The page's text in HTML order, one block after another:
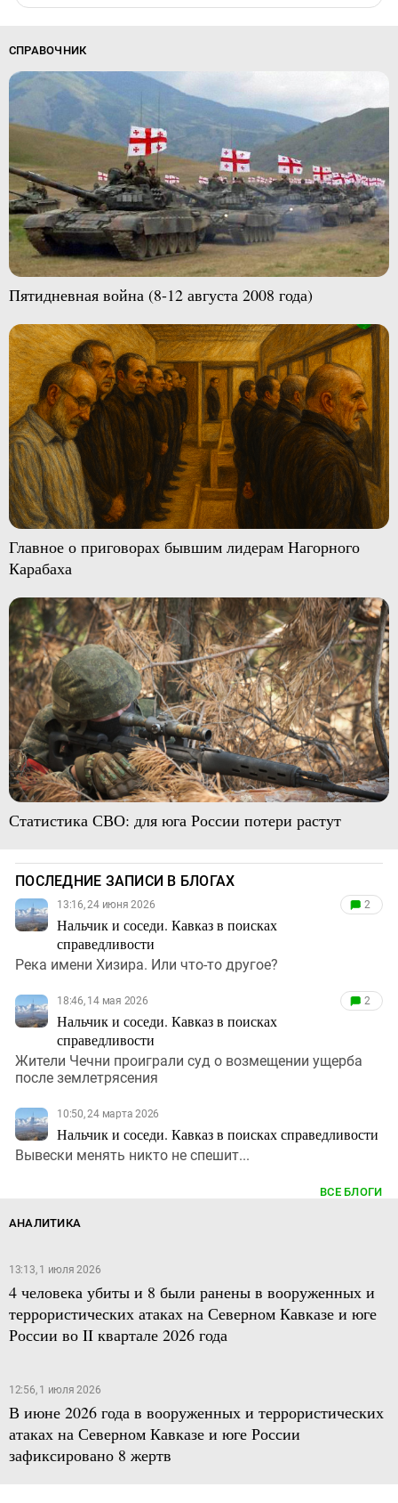
СПРАВОЧНИК
Пятидневная война (8-12 августа 2008 года)
Главное о приговорах бывшим лидерам Нагорного
Карабаха
Статистика СВО: для юга России потери растут
ПОСЛЕДНИЕ ЗАПИСИ В БЛОГАХ
13:16, 24 июня 2026
Нальчик и соседи. Кавказ в поисках
справедливости
2
Река имени Хизира. Или что-то другое?
18:46, 14 мая 2026
Нальчик и соседи. Кавказ в поисках
справедливости
2
Жители Чечни проиграли суд о возмещении ущерба
после землетрясения
10:50, 24 марта 2026
Нальчик и соседи. Кавказ в поисках справедливости
Вывески менять никто не спешит...
ВСЕ БЛОГИ
АНАЛИТИКА
13:13, 1 июля 2026
4 человека убиты и 8 были ранены в вооруженных и
террористических атаках на Северном Кавказе и юге
России во II квартале 2026 года
12:56, 1 июля 2026
В июне 2026 года в вооруженных и террористических
атаках на Северном Кавказе и юге России
зафиксировано 8 жертв